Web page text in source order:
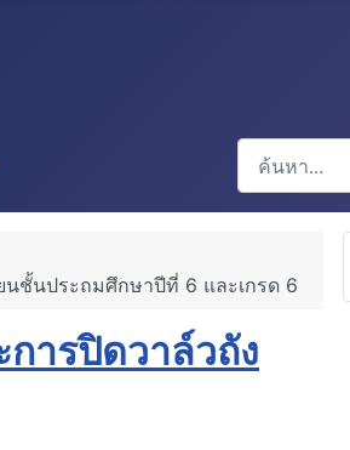
การค้นหา
Type 2 or
ชั้นประถมศึกษาปีที่ 6 และเกรด 6
ารปิดวาล์วถัง